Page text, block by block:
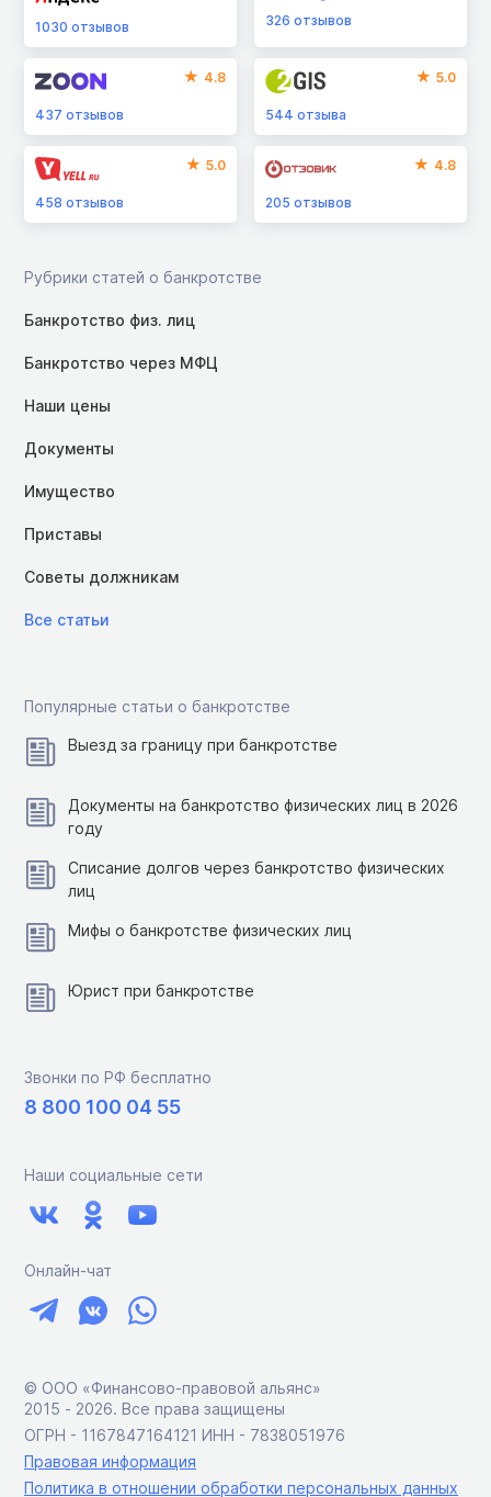
1030 отзывов
326отзывов
4.8
437 отзывов
5.0
544отзыва
5.0
458 отзывов
4.8
205отзывов
Рубрики статей о банкротстве
Банкротство физ. лиц
Банкротство через МФЦ
Наши цены
Документы
Имущество
Приставы
Советы должникам
Все статьи
Популярные статьи о банкротстве
Выезд за границу при банкротстве
Документы на банкротство физических лиц в 2026
году
Списание долгов через банкротство физических
лиц
Мифы о банкротстве физических лиц
Юрист при банкротстве
Звонки по РФ бесплатно
8 800 100 04 55
Наши социальные сети
Онлайн-чат
© ООО «Финансово-правовой альянс»
2015 ‑ 2026. Все права защищены
ОГРН - 1167847164121 ИНН - 7838051976
Правовая информация
Политика в отношении обработки персональных данных